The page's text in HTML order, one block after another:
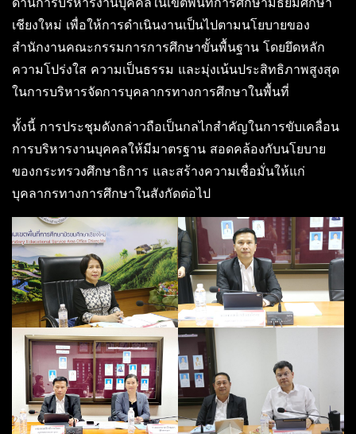
เชียงใหม่ เพื่อให้การดำเนินงานเป็นไปตามนโยบายของ
สำนักงานคณะกรรมการการศึกษาขั้นพื้นฐาน โดยยึดหลัก
ความโปร่งใส ความเป็นธรรม และมุ่งเน้นประสิทธิภาพสูงสุด
ในการบริหารจัดการบุคลากรทางการศึกษาในพื้นที่
ทั้งนี้ การประชุมดังกล่าวถือเป็นกลไกสำคัญในการขับเคลื่อน
การบริหารงานบุคคลให้มีมาตรฐาน สอดคล้องกับนโยบาย
ของกระทรวงศึกษาธิการ และสร้างความเชื่อมั่นให้แก่
บุคลากรทางการศึกษาในสังกัดต่อไป